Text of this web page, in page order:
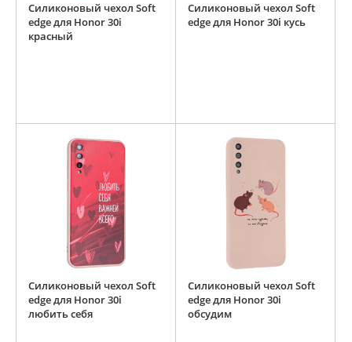
Силиконовый чехол Soft
edge для Honor 30i
красный
Силиконовый чехол Soft
edge для Honor 30i кусь
Силиконовый чехол Soft
edge для Honor 30i
любить себя
Силиконовый чехол Soft
edge для Honor 30i
обсудим